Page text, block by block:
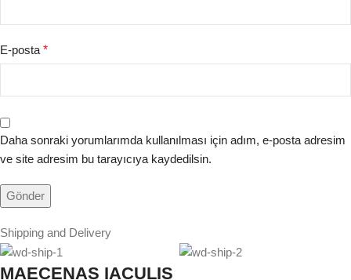
E-posta *
Daha sonraki yorumlarımda kullanılması için adım, e-posta adresim
ve site adresim bu tarayıcıya kaydedilsin.
Shipping and Delivery
MAECENAS IACULIS